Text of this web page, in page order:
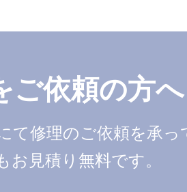
ご依頼の方へ
て修理のご依頼を承っ
見積り無料です。